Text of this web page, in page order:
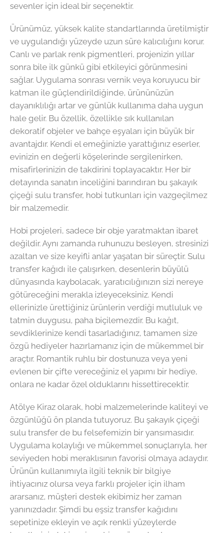
sevenler için ideal bir seçenektir.
Ürünümüz, yüksek kalite standartlarında üretilmiştir
ve uygulandığı yüzeyde uzun süre kalıcılığını korur.
Canlı ve parlak renk pigmentleri, projenizin yıllar
sonra bile ilk günkü gibi etkileyici görünmesini
sağlar. Uygulama sonrası vernik veya koruyucu bir
katman ile güçlendirildiğinde, ürününüzün
dayanıklılığı artar ve günlük kullanıma daha uygun
hale gelir. Bu özellik, özellikle sık kullanılan
dekoratif objeler ve bahçe eşyaları için büyük bir
avantajdır. Kendi el emeğinizle yarattığınız eserler,
evinizin en değerli köşelerinde sergilenirken,
misafirlerinizin de takdirini toplayacaktır. Her bir
detayında sanatın inceliğini barındıran bu şakayık
çiçeği sulu transfer, hobi tutkunları için vazgeçilmez
bir malzemedir.
Hobi projeleri, sadece bir obje yaratmaktan ibaret
değildir. Aynı zamanda ruhunuzu besleyen, stresinizi
azaltan ve size keyifli anlar yaşatan bir süreçtir. Sulu
transfer kağıdı ile çalışırken, desenlerin büyülü
dünyasında kaybolacak, yaratıcılığınızın sizi nereye
götüreceğini merakla izleyeceksiniz. Kendi
ellerinizle ürettiğiniz ürünlerin verdiği mutluluk ve
tatmin duygusu, paha biçilemezdir. Bu kağıt,
sevdiklerinize kendi tasarladığınız, tamamen size
özgü hediyeler hazırlamanız için de mükemmel bir
araçtır. Romantik ruhlu bir dostunuza veya yeni
evlenen bir çifte vereceğiniz el yapımı bir hediye,
onlara ne kadar özel olduklarını hissettirecektir.
Atölye Kiraz olarak, hobi malzemelerinde kaliteyi ve
özgünlüğü ön planda tutuyoruz. Bu şakayık çiçeği
sulu transfer de bu felsefemizin bir yansımasıdır.
Uygulama kolaylığı ve mükemmel sonuçlarıyla, her
seviyeden hobi meraklısının favorisi olmaya adaydır.
Ürünün kullanımıyla ilgili teknik bir bilgiye
ihtiyacınız olursa veya farklı projeler için ilham
ararsanız, müşteri destek ekibimiz her zaman
yanınızdadır. Şimdi bu eşsiz transfer kağıdını
sepetinize ekleyin ve açık renkli yüzeylerde